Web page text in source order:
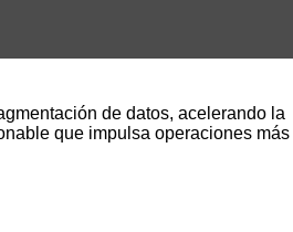
de datos, acelerando la
que impulsa operaciones más